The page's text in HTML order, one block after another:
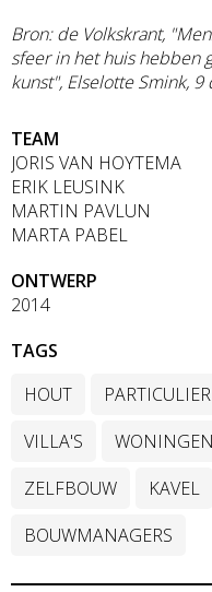
Bron: de Volkskrant,
sfeer in het huis hebben
kunst", Elselotte Smink,
TEAM
JORIS VAN HOYTEMA
ERIK LEUSINK
MARTIN PAVLUN
MARTA PABEL
ONTWERP
2014
TAGS
HOUT
VILLA'S
WONINGEN
ZELFBOUW
KAVEL
BOUWMANAGERS